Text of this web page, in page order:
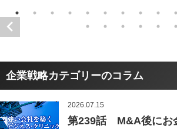
企業戦略カテゴリーのコラム
2026.07.15
第239話 M&A後にお